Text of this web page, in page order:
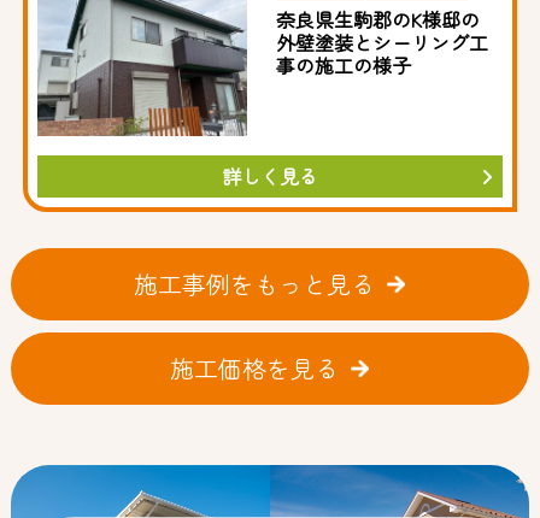
奈良県生駒郡のK様邸の
外壁塗装とシーリング工
事の施工の様子
詳しく見る
施工事例をもっと見る
施工価格を見る